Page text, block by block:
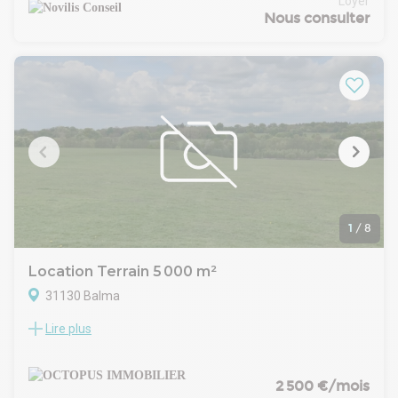
Toulouse.
Gravette. A taille humaine, il alliera fonctionnalité et
efficacité, dans un cadre propice au développement de votre
Un accompagnement personnalisé est possible pour les
comptes propres. Nous consulter pour en savoir plus sur les
possibilités de construction.
Nous consulter
1 / 8
Location Terrain 5 000 m²
31130 Balma
OCTOPUS IMMOBILIER vous propose à la location un terrain
proximité immédiate de la zone commerciale.
Le site bénéficie d'un emplacement stratégique avec accès
Lire plus
2 500 €/mois